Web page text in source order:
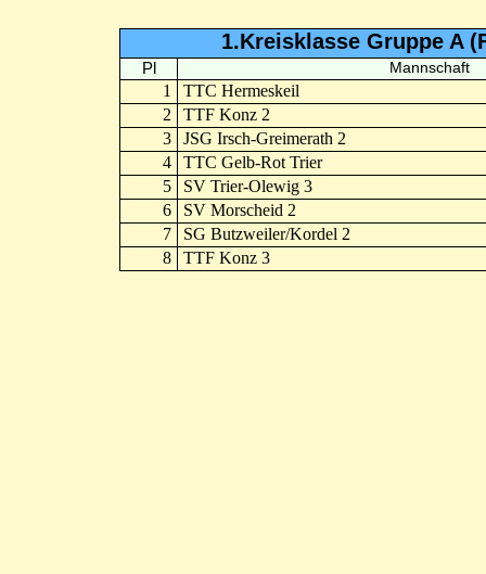
1.Kreisklasse Gruppe A
Pl Mannschaft
1
TTC Hermeskeil
2
TTF Konz 2
3
JSG Irsch-Greimerath 2
4
TTC Gelb-Rot Trier
5
SV Trier-Olewig 3
6
SV Morscheid 2
7
SG Butzweiler/Kordel 2
8
TTF Konz 3